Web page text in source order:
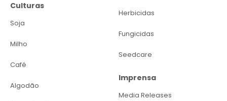
Culturas
Soja
Milho
Café
Algodão
Herbicidas
Fungicidas
Seedcare
Imprensa
Media Releases